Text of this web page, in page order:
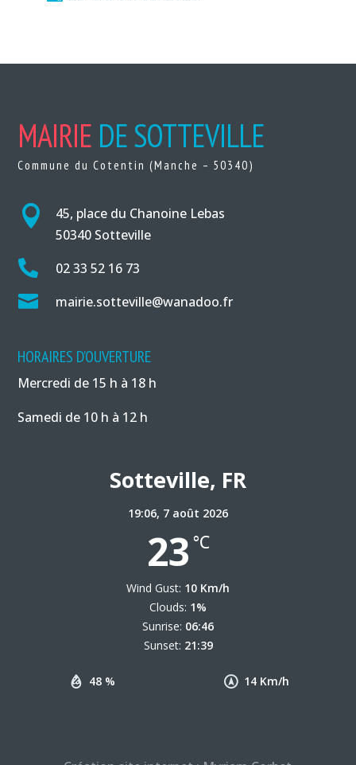
MAIRIE DE SOTTEVILLE
Commune du Cotentin (Manche – 50340)

45, place du Chanoine Lebas
50340 Sotteville
 02 33 52 16 73
 mairie.sotteville@wanadoo.fr
HORAIRES D’OUVERTURE
Mercredi de 15 h à 18 h
Samedi de 10 h à 12 h
Sotteville, FR
19:06, 7 août 2026
23 °C
48 % 14 Km/h
Wind Gust: 10 Km/h
Clouds: 1%
Sunrise: 06:46
Sunset: 21:39